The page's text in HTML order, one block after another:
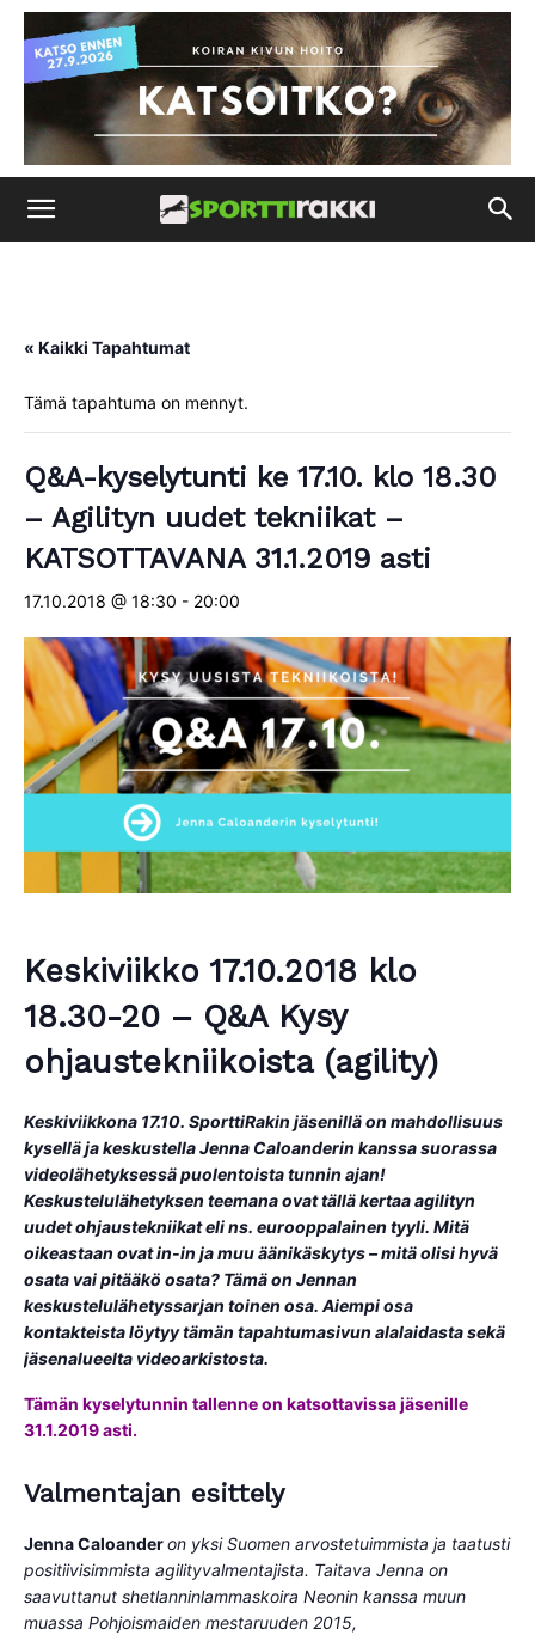
« Kaikki Tapahtumat
Tämä tapahtuma on mennyt.
Q&A-kyselytunti ke 17.10. klo 18.30
– Agilityn uudet tekniikat –
KATSOTTAVANA 31.1.2019 asti
17.10.2018 @ 18:30 - 20:00
Keskiviikko 17.10.2018 klo
18.30-20 – Q&A Kysy
ohjaustekniikoista (agility)
Keskiviikkona 17.10. SporttiRakin jäsenillä on mahdollisuus
kysellä ja keskustella Jenna Caloanderin kanssa suorassa
videolähetyksessä puolentoista tunnin ajan!
Keskustelulähetyksen teemana ovat tällä kertaa agilityn
uudet ohjaustekniikat eli ns. eurooppalainen tyyli. Mitä
oikeastaan ovat in-in ja muu äänikäskytys – mitä olisi hyvä
osata vai pitääkö osata? Tämä on Jennan
keskustelulähetyssarjan toinen osa. Aiempi osa
kontakteista löytyy tämän tapahtumasivun alalaidasta sekä
jäsenalueelta videoarkistosta.
Tämän kyselytunnin tallenne on katsottavissa jäsenille
31.1.2019 asti.
Valmentajan esittely
Jenna Caloanderon yksi Suomen arvostetuimmista ja taatusti
positiivisimmista agilityvalmentajista. Taitava Jenna on
saavuttanut shetlanninlammaskoira Neonin kanssa muun
muassa Pohjoismaiden mestaruuden 2015,